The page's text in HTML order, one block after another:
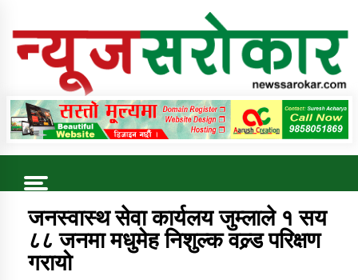
Online News Portal
Trending Now
जनस्वास्थ सेवा कार्यलय जुम्लाले १ सय
८८ जनमा मधुमेह निशुल्क वल्र्ड परिक्षण
गरायो